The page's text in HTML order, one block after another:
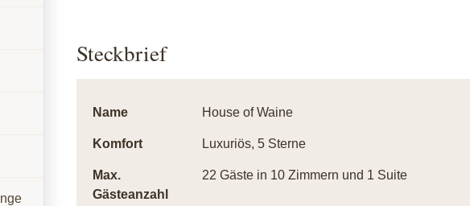
Steckbrief
Name House of Waine
Komfort Luxuriös, 5 Sterne
Max.
Gästeanzahl
22 Gäste in 10 Zimmern und 1 Suite